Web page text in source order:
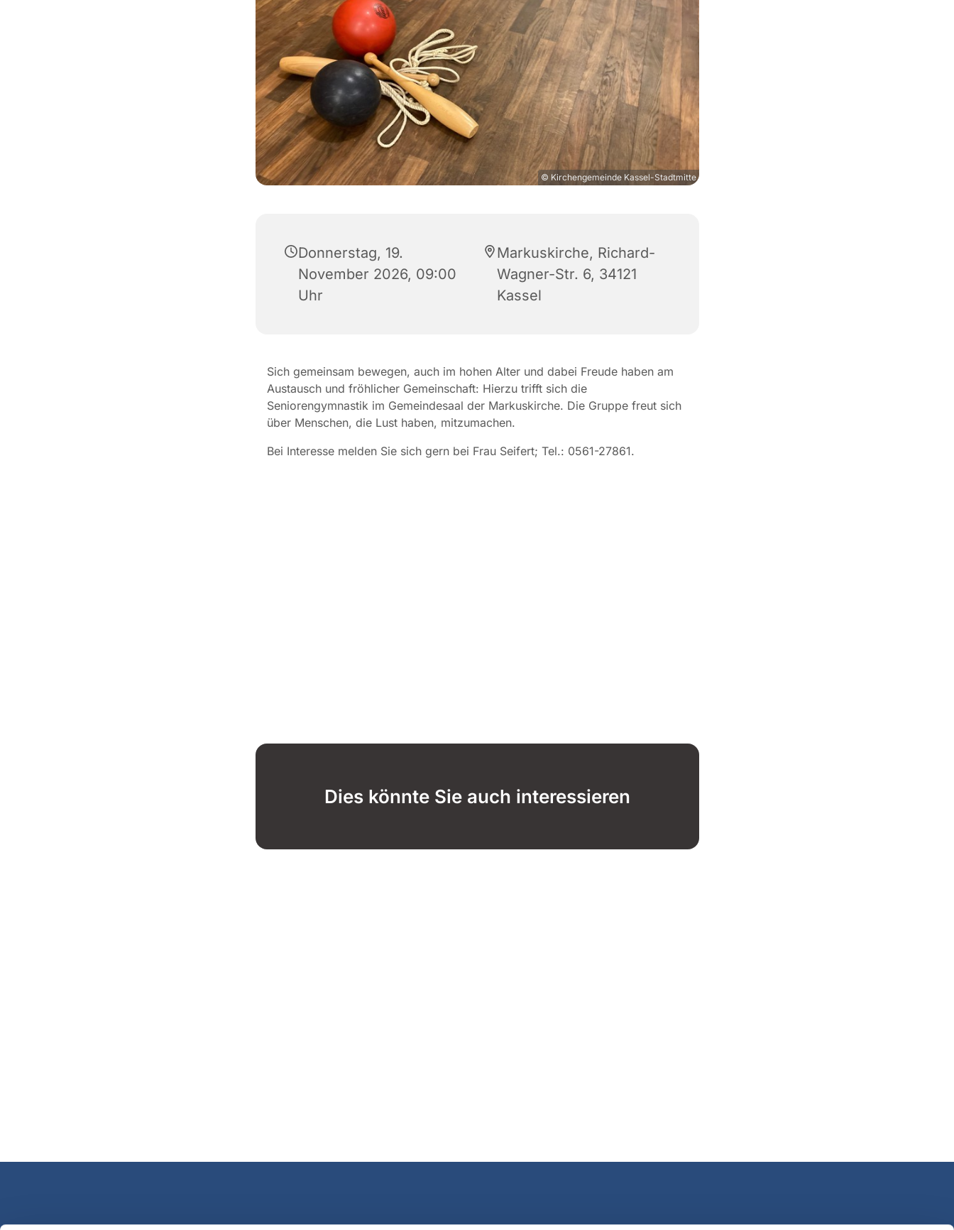
© Kirchengemeinde Kassel-Stadtmitte
Donnerstag, 19.
November 2026, 09:00
Uhr
Markuskirche, Richard-
Wagner-Str. 6, 34121
Kassel
Sich gemeinsam bewegen, auch im hohen Alter und dabei Freude haben am
Austausch und fröhlicher Gemeinschaft: Hierzu trifft sich die
Seniorengymnastik im Gemeindesaal der Markuskirche. Die Gruppe freut sich
über Menschen, die Lust haben, mitzumachen.
Bei Interesse melden Sie sich gern bei Frau Seifert; Tel.: 0561-27861.
Dies könnte Sie auch interessieren